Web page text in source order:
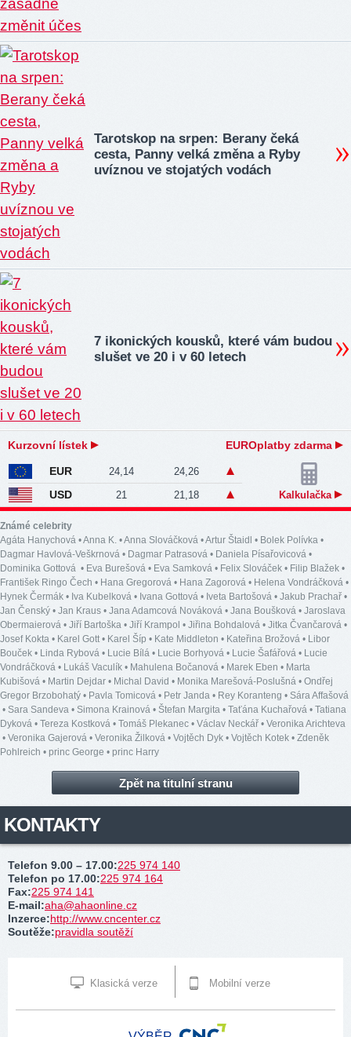
Tarotskop na srpen: Berany čeká
cesta, Panny velká změna a Ryby
uvíznou ve stojatých vodách
7 ikonických kousků, které vám budou
slušet ve 20 i v 60 letech
Kurzovní lístek EUROplatby zdarma
EUR 24,14 24,26
USD 21 21,18 Kalkulačka
Známé celebrity
Agáta Hanychová •Anna K. •Anna Slováčková •Artur Štaidl • Bolek Polívka •
Dagmar Havlová-Veškrnová • Dagmar Patrasová • Daniela Písařovicová •
Dominika Gottová • Eva Burešová • Eva Samková • Felix Slováček • Filip Blažek •
František Ringo Čech • Hana Gregorová • Hana Zagorová • Helena Vondráčková •
Hynek Čermák • Iva Kubelková • Ivana Gottová • Iveta Bartošová • Jakub Prachař •
Jan Čenský • Jan Kraus • Jana Adamcová Nováková • Jana Boušková • Jaroslava
Obermaierová • Jiří Bartoška • Jiří Krampol • Jiřina Bohdalová • Jitka Čvančarová •
Josef Kokta • Karel Gott • Karel Šíp • Kate Middleton • Kateřina Brožová • Libor
Bouček • Linda Rybová • Lucie Bílá • Lucie Borhyová • Lucie Šafářová • Lucie
Vondráčková • Lukáš Vaculík • Mahulena Bočanová • Marek Eben • Marta
Kubišová • Martin Dejdar • Michal David • Monika Marešová-Poslušná • Ondřej
Gregor Brzobohatý • Pavla Tomicová • Petr Janda • Rey Koranteng • Sára Affašová
• Sara Sandeva • Simona Krainová • Štefan Margita • Taťána Kuchařová • Tatiana
Dyková • Tereza Kostková • Tomáš Plekanec • Václav Neckář • Veronika Arichteva
• Veronika Gajerová • Veronika Žilková • Vojtěch Dyk • Vojtěch Kotek • Zdeněk
Pohlreich • princ George • princ Harry
Zpět na titulní stranu
KONTAKTY
Telefon 9.00 – 17.00:225 974 140
Telefon po 17.00:225 974 164
Fax:225 974 141
E-mail:aha@ahaonline.cz
Inzerce:http://www.cncenter.cz
Soutěže:pravidla soutěží
Klasická verze Mobilní verze